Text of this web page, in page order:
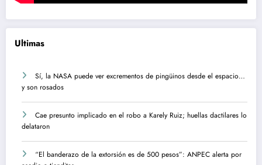
Ultimas
Sí, la NASA puede ver excrementos de pingüinos desde el espacio…
y son rosados
Cae presunto implicado en el robo a Karely Ruiz; huellas dactilares lo
delataron
“El banderazo de la extorsión es de 500 pesos”: ANPEC alerta por